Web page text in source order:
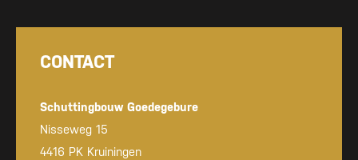
CONTACT
Schuttingbouw Goedegebure
Nisseweg 15
4416 PK Kruiningen